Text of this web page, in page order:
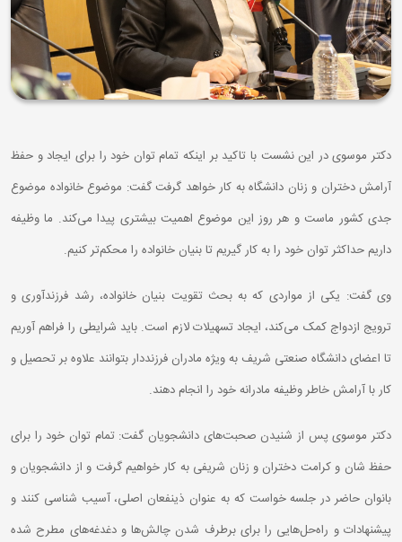
دکتر موسوی در این نشست با تاکید بر اینکه تمام توان خود را برای ایجاد و حفظ
آرامش دختران و زنان دانشگاه به کار خواهد گرفت گفت: موضوع خانواده موضوع
جدی کشور ماست و هر روز این موضوع اهمیت بیشتری پیدا می‌کند. ما وظیفه
داریم حداکثر توان خود را به کار گیریم تا بنیان خانواده را محکم‌تر کنیم.
وی گفت: یکی از مواردی که به بحث تقویت بنیان خانواده، رشد فرزند‌آوری و
ترویج ازدواج کمک می‌کند، ایجاد تسهیلات لازم است. باید شرایطی را فراهم آوریم
تا اعضای دانشگاه صنعتی شریف به ویژه مادران فرزنددار بتوانند علاوه بر تحصیل و
کار با آرامش خاطر وظیفه مادرانه خود را انجام دهند.
دکتر موسوی پس از شنیدن صحبت‌های دانشجویان گفت: تمام توان خود را برای
حفظ شان و کرامت دختران و زنان شریفی به‌ کار خواهیم گرفت و از دانشجویان و
بانوان حاضر در جلسه خواست که به عنوان ذینفعان اصلی، آسیب شناسی کنند و
پیشنهادات و راه‌حل‌هایی را برای برطرف شدن چالش‌ها و دغدغه‌های مطرح شده